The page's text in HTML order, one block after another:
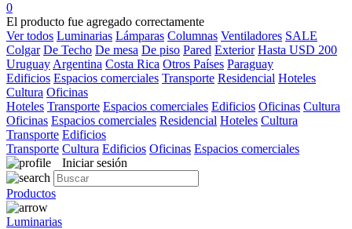
0
El producto fue agregado correctamente
Ver todos Luminarias Lámparas Columnas Ventiladores SALE
Colgar De Techo De mesa De piso Pared Exterior Hasta USD 200
Uruguay Argentina Costa Rica Otros Países Paraguay
Edificios Espacios comerciales Transporte Residencial Hoteles
Cultura Oficinas
Hoteles Transporte Espacios comerciales Edificios Oficinas Cultura
Oficinas Espacios comerciales Residencial Hoteles Cultura
Transporte Edificios
Transporte Cultura Edificios Oficinas Espacios comerciales
Iniciar sesión
Productos
Luminarias